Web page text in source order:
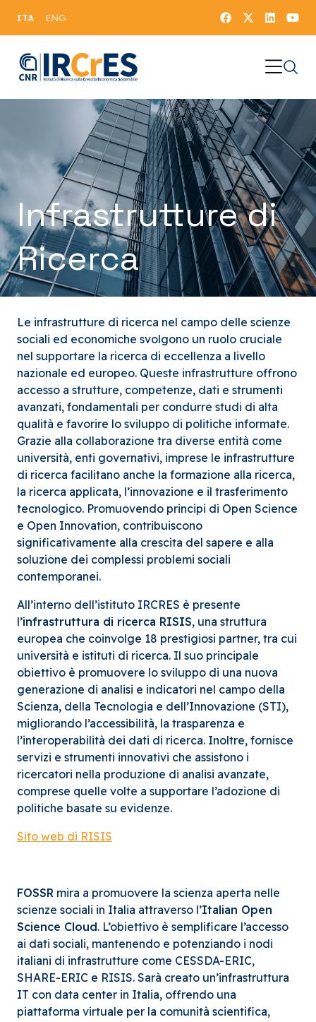
ITA ENG
Infrastrutture di
Ricerca
Le infrastrutture di ricerca nel campo delle scienze
sociali ed economiche svolgono un ruolo cruciale
nel supportare la ricerca di eccellenza a livello
nazionale ed europeo. Queste infrastrutture offrono
accesso a strutture, competenze, dati e strumenti
avanzati, fondamentali per condurre studi di alta
qualità e favorire lo sviluppo di politiche informate.
Grazie alla collaborazione tra diverse entità come
università, enti governativi, imprese le infrastrutture
di ricerca facilitano anche la formazione alla ricerca,
la ricerca applicata, l’innovazione e il trasferimento
tecnologico. Promuovendo principi di Open Science
e Open Innovation, contribuiscono
significativamente alla crescita del sapere e alla
soluzione dei complessi problemi sociali
contemporanei.
All’interno dell’istituto IRCRES è presente
l’infrastruttura di ricerca RISIS, una struttura
europea che coinvolge 18 prestigiosi partner, tra cui
università e istituti di ricerca. Il suo principale
obiettivo è promuovere lo sviluppo di una nuova
generazione di analisi e indicatori nel campo della
Scienza, della Tecnologia e dell’Innovazione (STI),
migliorando l’accessibilità, la trasparenza e
l’interoperabilità dei dati di ricerca. Inoltre, fornisce
servizi e strumenti innovativi che assistono i
ricercatori nella produzione di analisi avanzate,
comprese quelle volte a supportare l’adozione di
politiche basate su evidenze.
Sito web di RISIS
FOSSR mira a promuovere la scienza aperta nelle
scienze sociali in Italia attraverso l’Italian Open
Science Cloud. L’obiettivo è semplificare l’accesso
ai dati sociali, mantenendo e potenziando i nodi
italiani di infrastrutture come CESSDA-ERIC,
SHARE-ERIC e RISIS. Sarà creato un’infrastruttura
IT con data center in Italia, offrendo una
piattaforma virtuale per la comunità scientifica,